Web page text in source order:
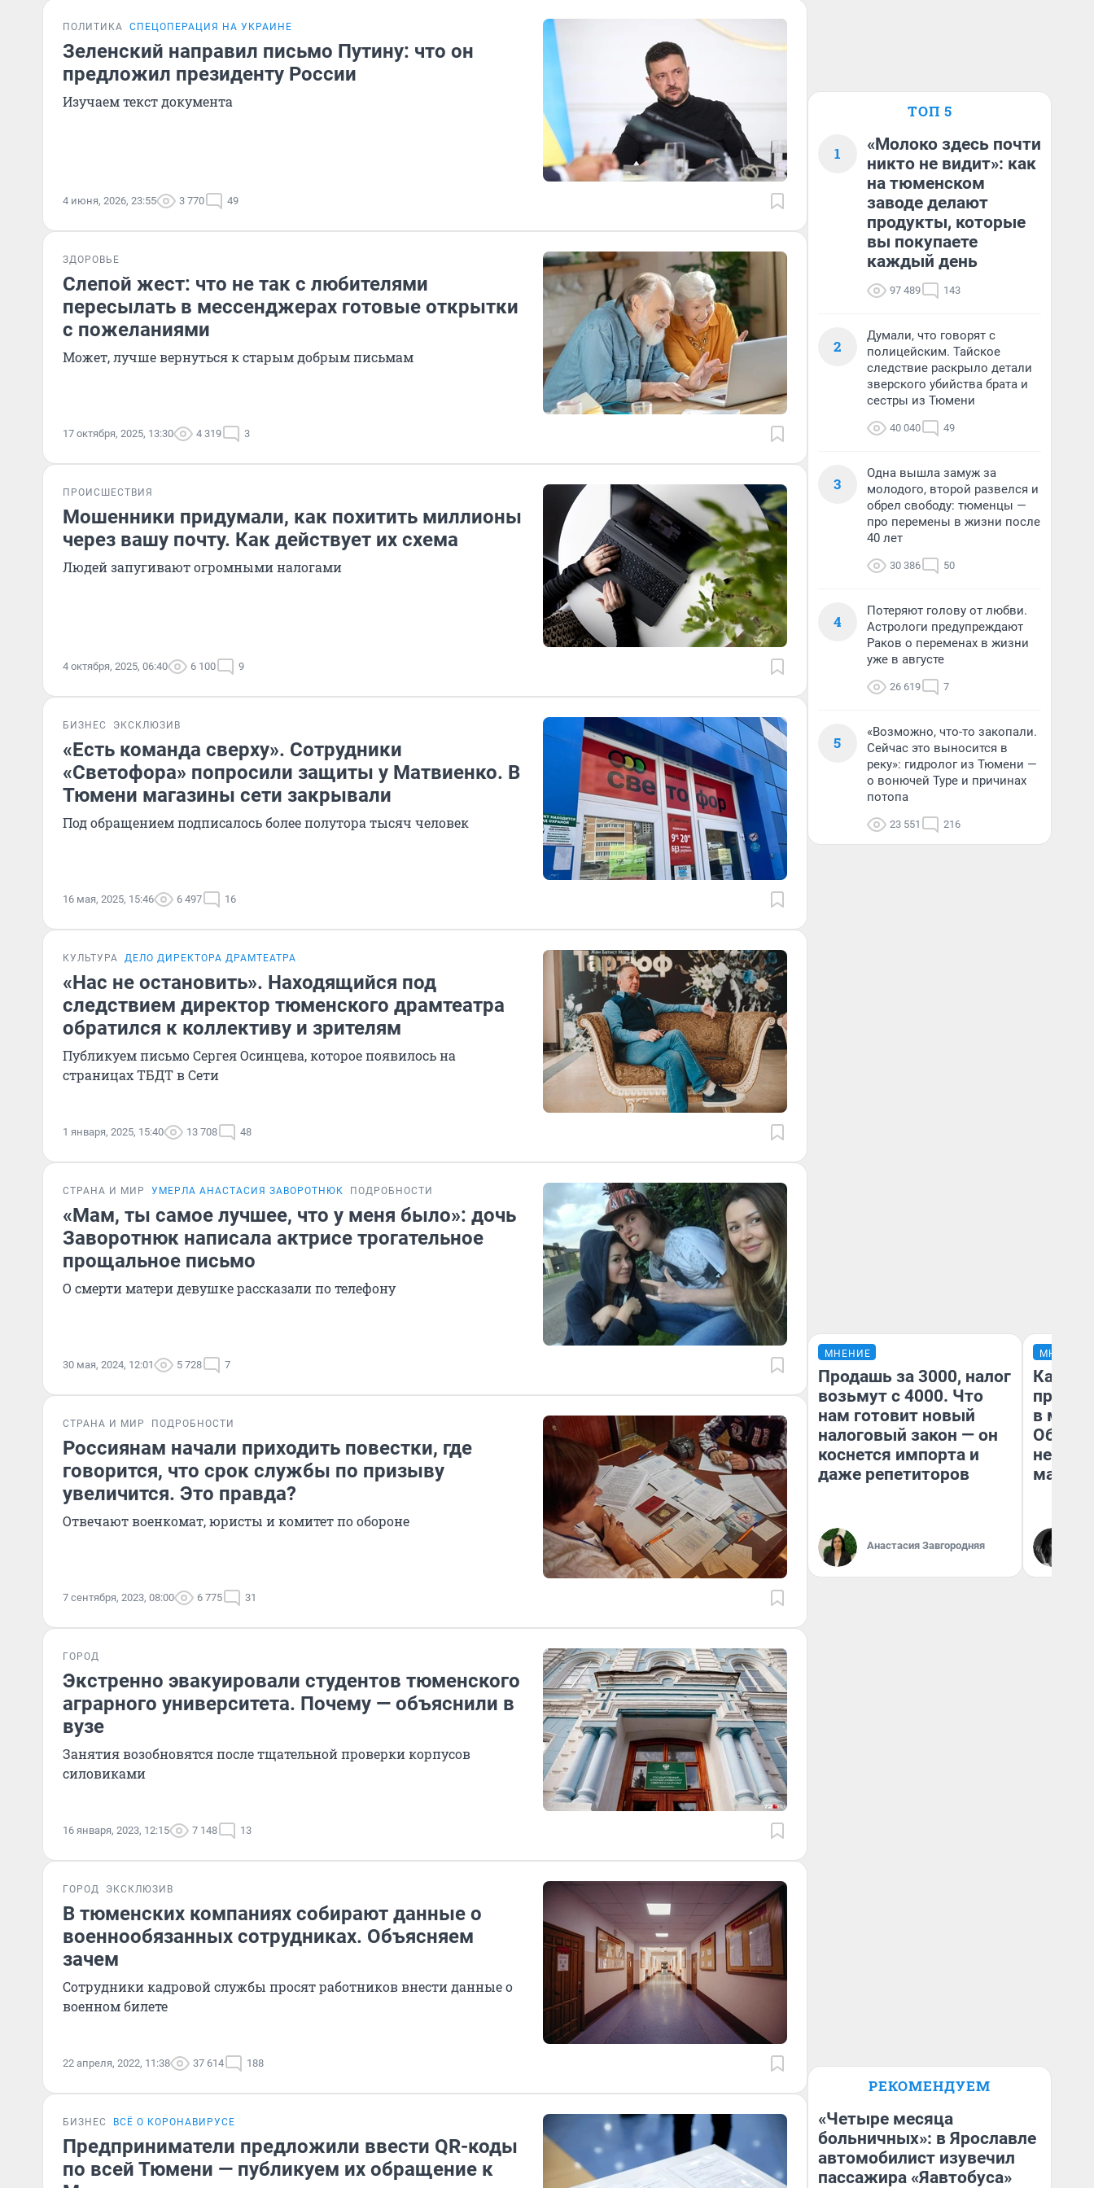
ПОЛИТИКА СПЕЦОПЕРАЦИЯ НА УКРАИНЕ
Зеленский направил письмо Путину: что он
предложил президенту России
Изучаем текст документа
4 июня, 2026, 23:55 3 770 49
ЗДОРОВЬЕ
Слепой жест: что не так с любителями
пересылать в мессенджерах готовые открытки
с пожеланиями
Может, лучше вернуться к старым добрым письмам
17 октября, 2025, 13:30 4 319 3
ПРОИСШЕСТВИЯ
Мошенники придумали, как похитить миллионы
через вашу почту. Как действует их схема
Людей запугивают огромными налогами
4 октября, 2025, 06:40 6 100 9
БИЗНЕС ЭКСКЛЮЗИВ
«Есть команда сверху». Сотрудники
«Светофора» попросили защиты у Матвиенко. В
Тюмени магазины сети закрывали
Под обращением подписалось более полутора тысяч человек
16 мая, 2025, 15:46 6 497 16
КУЛЬТУРА ДЕЛО ДИРЕКТОРА ДРАМТЕАТРА
«Нас не остановить». Находящийся под
следствием директор тюменского драмтеатра
обратился к коллективу и зрителям
Публикуем письмо Сергея Осинцева, которое появилось на
страницах ТБДТ в Сети
1 января, 2025, 15:40 13 708 48
СТРАНА И МИР УМЕРЛА АНАСТАСИЯ ЗАВОРОТНЮК ПОДРОБНОСТИ
«Мам, ты самое лучшее, что у меня было»: дочь
Заворотнюк написала актрисе трогательное
прощальное письмо
О смерти матери девушке рассказали по телефону
30 мая, 2024, 12:01 5 728 7
СТРАНА И МИР ПОДРОБНОСТИ
Россиянам начали приходить повестки, где
говорится, что срок службы по призыву
увеличится. Это правда?
Отвечают военкомат, юристы и комитет по обороне
7 сентября, 2023, 08:00 6 775 31
ГОРОД
Экстренно эвакуировали студентов тюменского
аграрного университета. Почему — объяснили в
вузе
Занятия возобновятся после тщательной проверки корпусов
силовиками
16 января, 2023, 12:15 7 148 13
ГОРОД ЭКСКЛЮЗИВ
В тюменских компаниях собирают данные о
военнообязанных сотрудниках. Объясняем
зачем
Сотрудники кадровой службы просят работников внести данные о
военном билете
22 апреля, 2022, 11:38 37 614 188
БИЗНЕС ВСЁ О КОРОНАВИРУСЕ
Предприниматели предложили ввести QR-коды
по всей Тюмени — публикуем их обращение к
ТОП 5
1
«Молоко здесь почти
никто не видит»: как
на тюменском
заводе делают
продукты, которые
вы покупаете
каждый день
97 489 143
2
Думали, что говорят с
полицейским. Тайское
следствие раскрыло детали
зверского убийства брата и
сестры из Тюмени
40 040 49
3
Одна вышла замуж за
молодого, второй развелся и
обрел свободу: тюменцы —
про перемены в жизни после
40 лет
30 386 50
4
Потеряют голову от любви.
Астрологи предупреждают
Раков о переменах в жизни
уже в августе
26 619 7
5
«Возможно, что-то закопали.
Сейчас это выносится в
реку»: гидролог из Тюмени —
о вонючей Туре и причинах
потопа
23 551 216
МНЕНИЕ
Продашь за 3000, налог
возьмут с 4000. Что
нам готовит новый
налоговый закон — он
коснется импорта и
даже репетиторов
Анастасия Завгородняя
МНЕНИЕ
Какие
в
Обзор
РЕКОМЕНДУЕМ
«Четыре месяца
больничных»: в Ярославле
автомобилист изувечил
пассажира «Яавтобуса»